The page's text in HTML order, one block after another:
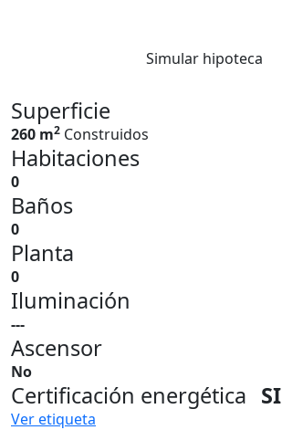
Simular hipoteca
Superficie
260 m2 Construidos
Habitaciones
0
Baños
0
Planta
0
Iluminación
---
Ascensor
No
Certificación energética SI
Ver etiqueta